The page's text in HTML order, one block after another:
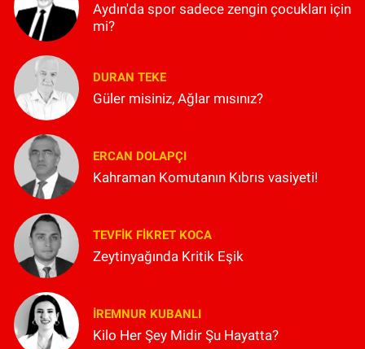
Aydın'da spor sadece zengin çocukları için
mi?
DURAN TEKE
Güler misiniz, Ağlar mısınız?
ERCAN DOLAPÇI
Kahraman Komutanın Kıbrıs vasiyeti!
TEVFIK FIKRET KOCA
Zeytinyağında Kritik Eşik
İREMNUR KUBANLI
Kilo Her Şey Midir Şu Hayatta?